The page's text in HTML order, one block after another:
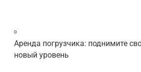
Аренда погрузчика: поднимите
новый уровень